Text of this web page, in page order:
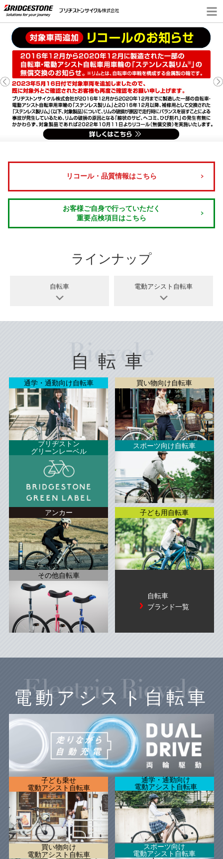
リコール・品質情報はこちら
お客様ご自身で行っていただく
重要点検項目はこちら
ラインナップ
自転車 電動アシスト自転車
自転車
通学・通勤向け自転車 買い物向け自転車
ブリヂストン
グリーンレーベル
スポーツ向け自転車
アンカー 子ども用自転車
その他自転車
自転車
ブランド一覧
電動アシスト自転車
子ども乗せ
電動アシスト自転車
通学・通勤向け
電動アシスト自転車
買い物向け
電動アシスト自転車
スポーツ向け
電動アシスト自転車